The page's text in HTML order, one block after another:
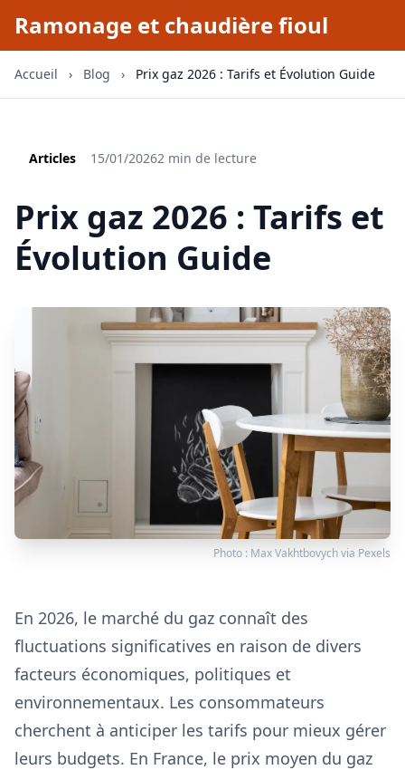
Ramonage et chaudière fioul
Accueil › Blog › Prix gaz 2026 : Tarifs et Évolution Guide
Articles 15/01/20262 min de lecture
Prix gaz 2026 : Tarifs et
Évolution Guide
Photo : Max Vakhtbovychvia Pexels
En 2026, le marché du gaz connaît des
fluctuations significatives en raison de divers
facteurs économiques, politiques et
environnementaux. Les consommateurs
cherchent à anticiper les tarifs pour mieux gérer
leurs budgets. En France, le prix moyen du gaz